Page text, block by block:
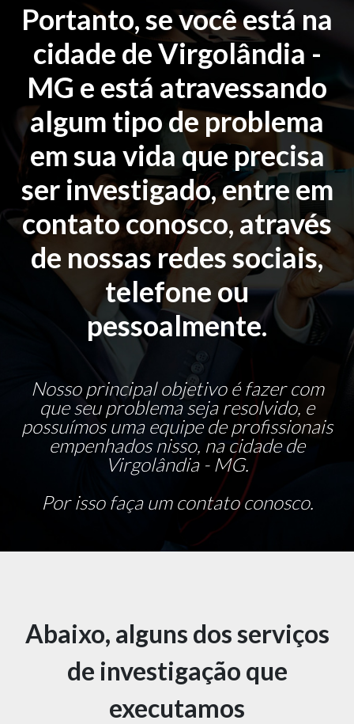
Portanto, se você está na
cidade de Virgolândia -
MG e está atravessando
algum tipo de problema
em sua vida que precisa
ser investigado, entre em
contato conosco, através
de nossas redes sociais,
telefone ou
pessoalmente.
Nosso principal objetivo é fazer com
que seu problema seja resolvido, e
possuímos uma equipe de profissionais
empenhados nisso, na cidade de
Virgolândia - MG.
Por isso faça um contato conosco.
Abaixo, alguns dos serviços
de investigação que
executamos